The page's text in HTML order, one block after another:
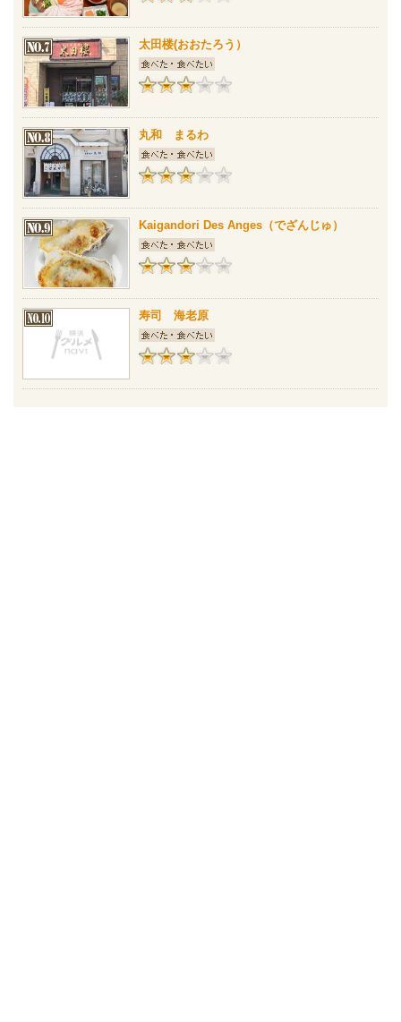
太田楼(おおたろう）
丸和 まるわ
Kaigandori Des Anges（でざんじゅ）
寿司 海老原